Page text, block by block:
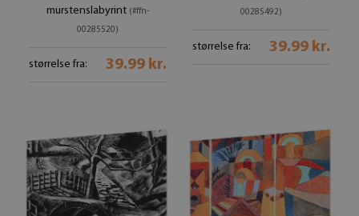
murstenslabyrint (#ffn-
00285520)
størrelse fra: 39.99 kr.
00285492)
størrelse fra: 39.99 kr.